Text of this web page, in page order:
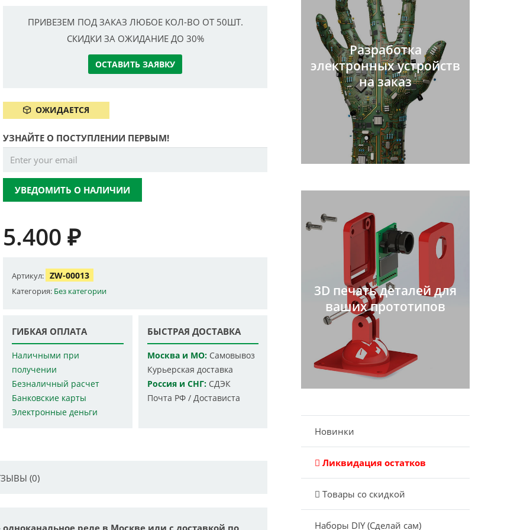
ПРИВЕЗЕМ ПОД ЗАКАЗ ЛЮБОЕ КОЛ-ВО ОТ 50ШТ.
СКИДКИ ЗА ОЖИДАНИЕ ДО 30%
ОСТАВИТЬ ЗАЯВКУ
ОЖИДАЕТСЯ
УЗНАЙТЕ О ПОСТУПЛЕНИИ ПЕРВЫМ!
УВЕДОМИТЬ О НАЛИЧИИ
5.400₽
Артикул: ZW-00013
Категория: Без категории
ГИБКАЯ ОПЛАТА
Наличными при
получении
Безналичный расчет
Банковские карты
Электронные деньги
БЫСТРАЯ ДОСТАВКА
Москва и МО:Самовывоз
Курьерская доставка
Россия и СНГ:СДЭК
Почта РФ / Достависта
(0)
Разработка
электронных устройств
на заказ
3D печать деталей для
ваших прототипов
Новинки
Ликвидация остатков
Товары со скидкой
Наборы DIY (Сделай сам)